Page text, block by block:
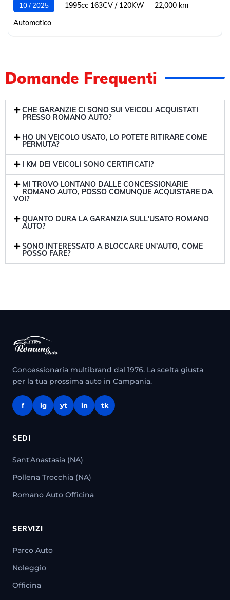
10 / 2025 1995cc 163CV / 120KW
22,000 km
Automatico
Domande Frequenti
CHE GARANZIE CI SONO SUI VEICOLI ACQUISTATI
PRESSO ROMANO AUTO?
HO UN VEICOLO USATO, LO POTETE RITIRARE COME
PERMUTA?
I KM DEI VEICOLI SONO CERTIFICATI?
MI TROVO LONTANO DALLE CONCESSIONARIE
ROMANO AUTO, POSSO COMUNQUE ACQUISTARE DA
VOI?
QUANTO DURA LA GARANZIA SULL'USATO ROMANO
AUTO?
SONO INTERESSATO A BLOCCARE UN’AUTO, COME
POSSO FARE?
Concessionaria multibrand dal 1976. La scelta giusta
per la tua prossima auto in Campania.
f ig yt in tk
SEDI
Sant'Anastasia (NA)
Pollena Trocchia (NA)
Romano Auto Officina
SERVIZI
Parco Auto
Noleggio
Officina